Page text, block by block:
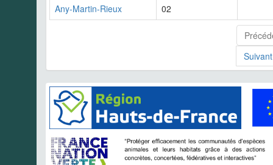
Any-Martin-Rieux
02
Suivant